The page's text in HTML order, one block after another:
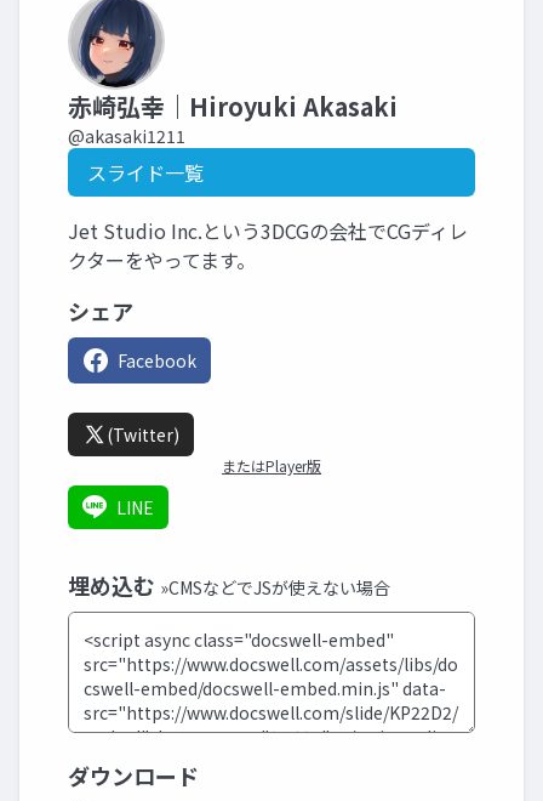
赤崎弘幸｜Hiroyuki Akasaki
@akasaki1211
スライド一覧
Jet Studio Inc.という3DCGの会社でCGディレ
クターをやってます。
シェア
Facebook
(Twitter)
またはPlayer版
LINE
埋め込む »CMSなどでJSが使えない場合
ダウンロード